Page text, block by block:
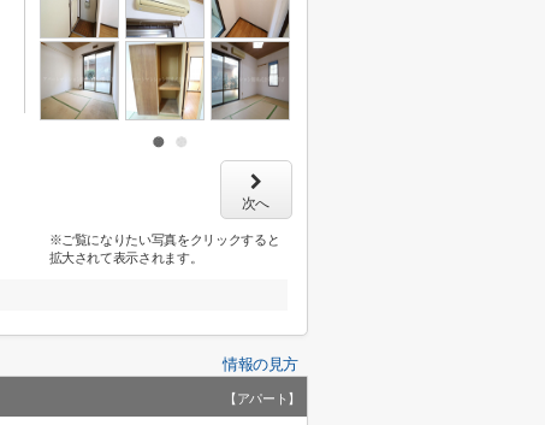
次へ
※ご覧になりたい写真をクリックすると
拡大されて表示されます。
情報の見方
【アパート】